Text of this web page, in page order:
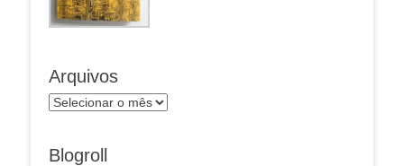
Arquivos
Arquivos
Blogroll